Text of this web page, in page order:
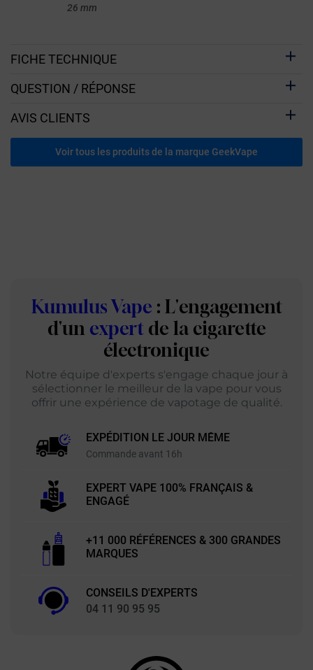
26 mm
FICHE TECHNIQUE
QUESTION / RÉPONSE
AVIS CLIENTS
Voir tous les produits de la marque GeekVape
Kumulus Vape : L'engagement
d'un expert de la cigarette
électronique
Notre équipe d'experts s'engage chaque jour à
sélectionner le meilleur de la vape pour vous
offrir une expérience de vapotage de qualité.
EXPÉDITION LE JOUR MÊME
Commande avant 16h
EXPERT VAPE 100% FRANÇAIS &
ENGAGÉ
+11 000 RÉFÉRENCES & 300 GRANDES
MARQUES
CONSEILS D'EXPERTS
04 11 90 95 95